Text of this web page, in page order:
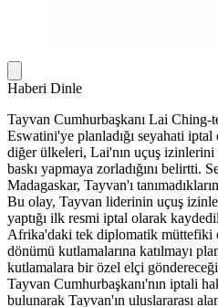
Haberi Dinle
Tayvan Cumhurbaşkanı Lai
Eswatini'ye planladığı seyahati
diğer ülkeleri, Lai'nın uçuş
baskı yapmaya zorladığını belirtti.
Madagaskar, Tayvan'ı
Bu olay, Tayvan liderinin uçuş
yaptığı ilk resmi iptal olarak
Afrika'daki tek diplomatik müttefiki
dönümü kutlamalarına katılmayı
kutlamalara bir özel elçi
Tayvan Cumhurbaşkanı'nın iptali
bulunarak Tayvan'ın uluslararası